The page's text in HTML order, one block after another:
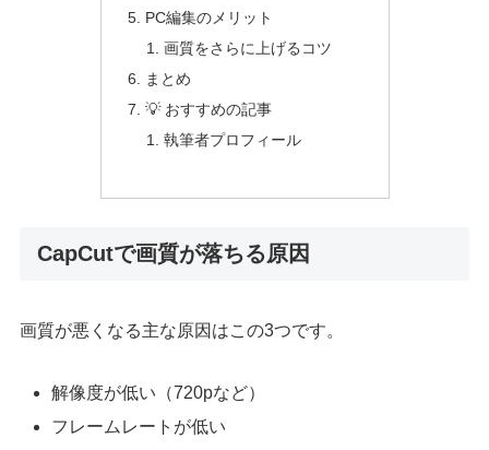
PC編集のメリット
画質をさらに上げるコツ
まとめ
💡 おすすめの記事
執筆者プロフィール
CapCutで画質が落ちる原因
画質が悪くなる主な原因はこの3つです。
解像度が低い（720pなど）
フレームレートが低い